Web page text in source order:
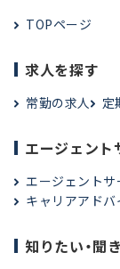
TOPページ
求人を探す
常勤の求人 定
エージェント
エージェント
キャリアアド
知りたい・聞